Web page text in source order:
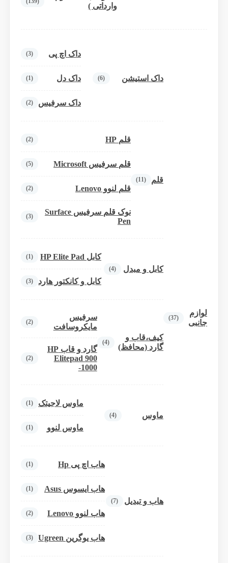
وارداتی )
لوازم
جانبی
(37)
داک استیشن (6)
داک اچ پی (3)
داک دل (1)
داک سرفیس (2)
قلم (11)
قلم HP (2)
قلم سرفیس Microsoft (5)
قلم لنوو Lenovo (2)
نوک قلم سرفیس Surface
Pen
(3)
کابل و مبدل (4)
کابل HP Elite Pad (1)
کابل و کانکتور هارد (3)
کیف،قاب و
گارد (محافظ)
(4)
سرفیس
مایکروسافت
(2)
گارد و قاب HP
Elitepad 900
-1000
(2)
ماوس (4)
ماوس لاجیتک (1)
ماوس لنوو (1)
هاب و تبدیل (7)
هاب اچ پی Hp (1)
هاب ایسوس Asus (1)
هاب لنوو Lenovo (2)
هاب یوگرین Ugreen (3)